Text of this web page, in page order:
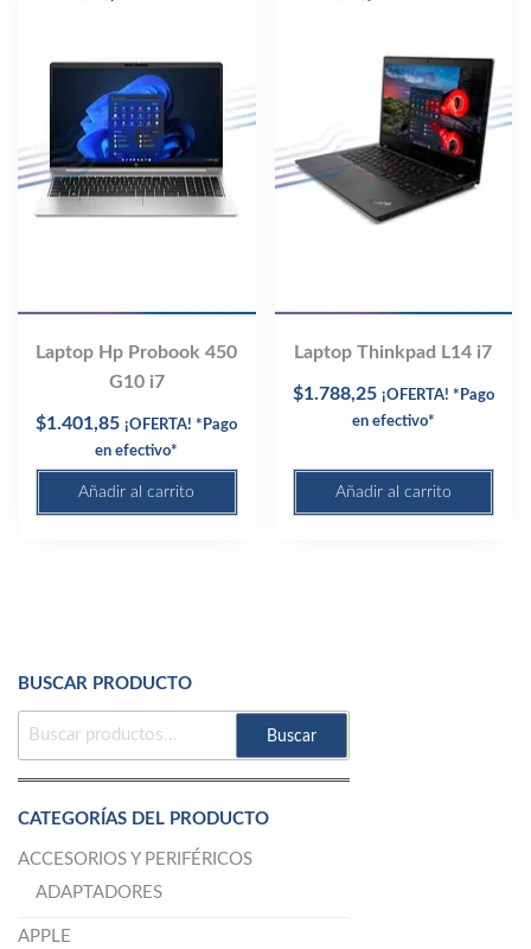
Laptop Hp Probook 450
G10 i7
$1.401,85 ¡OFERTA! *Pago
en efectivo*
Añadir al carrito
Laptop Thinkpad L14 i7
$1.788,25 ¡OFERTA! *Pago
en efectivo*
Añadir al carrito
BUSCAR PRODUCTO
BUSCAR
Buscar
CATEGORÍAS DEL PRODUCTO
ACCESORIOS Y PERIFÉRICOS
ADAPTADORES
APPLE